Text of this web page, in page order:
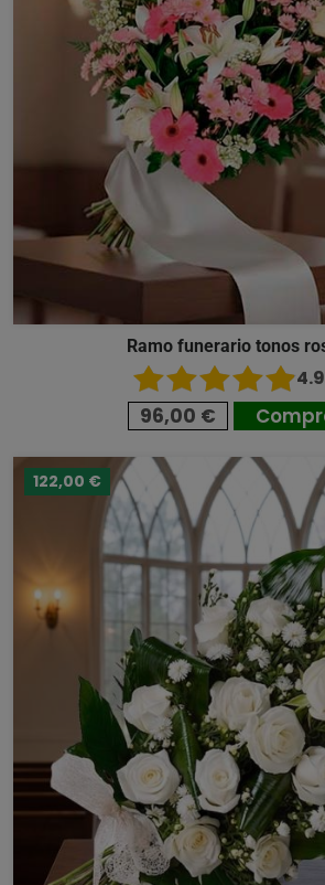
Ramo funerario tonos
96,00 €
122,00 €